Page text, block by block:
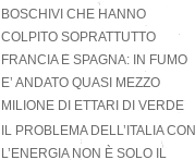
BOSCHIVI CHE HANNO
COLPITO SOPRATTUTTO
FRANCIA E SPAGNA: IN FUMO
E’ ANDATO QUASI MEZZO
MILIONE DI ETTARI DI VERDE
IL PROBLEMA DELL’ITALIA CON
L’ENERGIA NON È SOLO IL